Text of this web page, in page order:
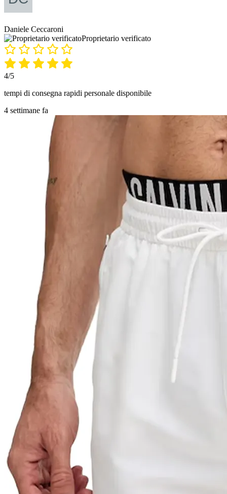
Daniele Ceccaroni
Proprietario verificato
4/5
tempi di consegna rapidi personale disponibile
4 settimane fa